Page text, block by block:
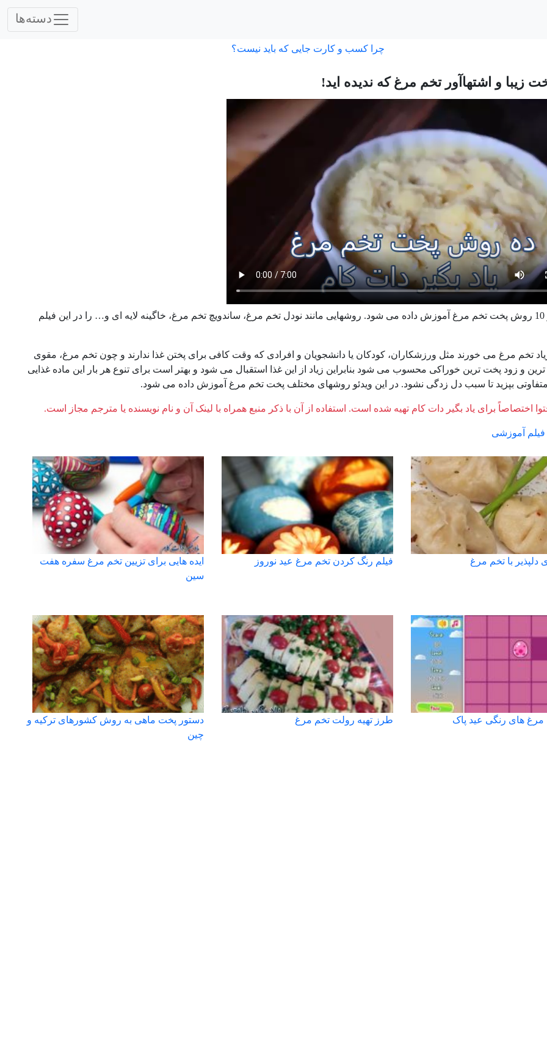
دسته‌ها
چرا کسب و کارت جایی که باید نیست؟
در این ویدئو 10 روش پخت تخم مرغ آموزش داده می شود. روشهایی مانند نودل تخم مرغ، ساندویچ تخم مرغ، خاگینه لایه ای و… را در این فیلم
تخم مرغ می خورند مثل ورزشکاران، کودکان یا دانشجویان و افرادی که وقت کافی برای پختن غذا ندارند و چون تخم مرغ، مقوی
ترین و زود پخت ترین خوراکی محسوب می شود بنابراین زیاد از این غذا استقبال می شود و بهتر است برای تنوع هر بار این ماده غذایی
بپزید تا سبب دل زدگی نشود. در این ویدئو روشهای مختلف پخت تخم مرغ آموزش داده می شود.
اختصاصاً برای یاد بگیر دات کام تهیه شده است. استفاده از آن با ذکر منبع همراه با لینک آن و نام نویسنده یا مترجم مجاز است.
فیلم آموزشی
دلپذیر با تخم مرغ فیلم رنگ کردن تخم مرغ عید نوروز
ایده هایی برای تزیین تخم مرغ سفره هفت
سین
مرغ های رنگی عید پاک طرز تهیه رولت تخم مرغ
دستور پخت ماهی به روش کشورهای ترکیه و
چین